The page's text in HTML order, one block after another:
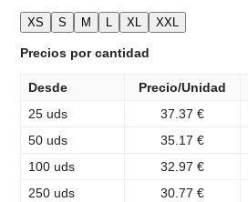
XS S M L XL XXL
Precios por cantidad
Desde Precio/Unidad
25 uds
37.37 €
50 uds
35.17 €
100 uds
32.97 €
250 uds
30.77 €